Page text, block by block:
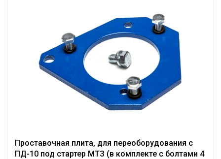
Проставочная плита, для переоборудования с
ПД-10 под стартер МТЗ (в комплекте с болтами 4